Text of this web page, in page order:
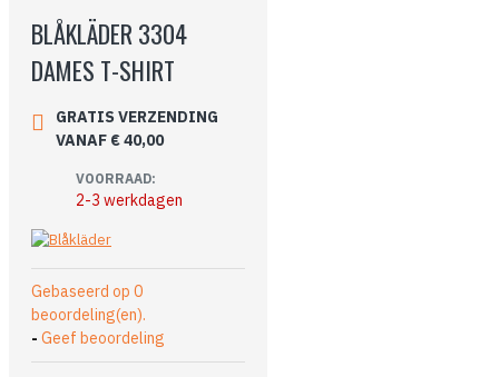
BLÅKLÄDER 3304
DAMES T-SHIRT
GRATIS VERZENDING
VANAF € 40,00
VOORRAAD:
2-3 werkdagen
Gebaseerd op 0
beoordeling(en).
- Geef beoordeling